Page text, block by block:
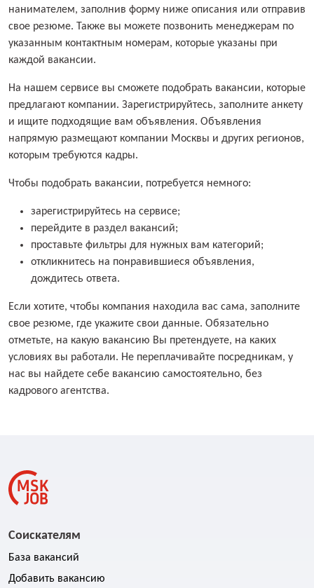
нанимателем, заполнив форму ниже описания или отправив
свое резюме. Также вы можете позвонить менеджерам по
указанным контактным номерам, которые указаны при
каждой вакансии.
На нашем сервисе вы сможете подобрать вакансии, которые
предлагают компании. Зарегистрируйтесь, заполните анкету
и ищите подходящие вам объявления. Объявления
напрямую размещают компании Москвы и других регионов,
которым требуются кадры.
Чтобы подобрать вакансии, потребуется немного:
зарегистрируйтесь на сервисе;
перейдите в раздел вакансий;
проставьте фильтры для нужных вам категорий;
откликнитесь на понравившиеся объявления,
дождитесь ответа.
Если хотите, чтобы компания находила вас сама, заполните
свое резюме, где укажите свои данные. Обязательно
отметьте, на какую вакансию Вы претендуете, на каких
условиях вы работали. Не переплачивайте посредникам, у
нас вы найдете себе вакансию самостоятельно, без
кадрового агентства.
Соискателям
База вакансий
Добавить вакансию